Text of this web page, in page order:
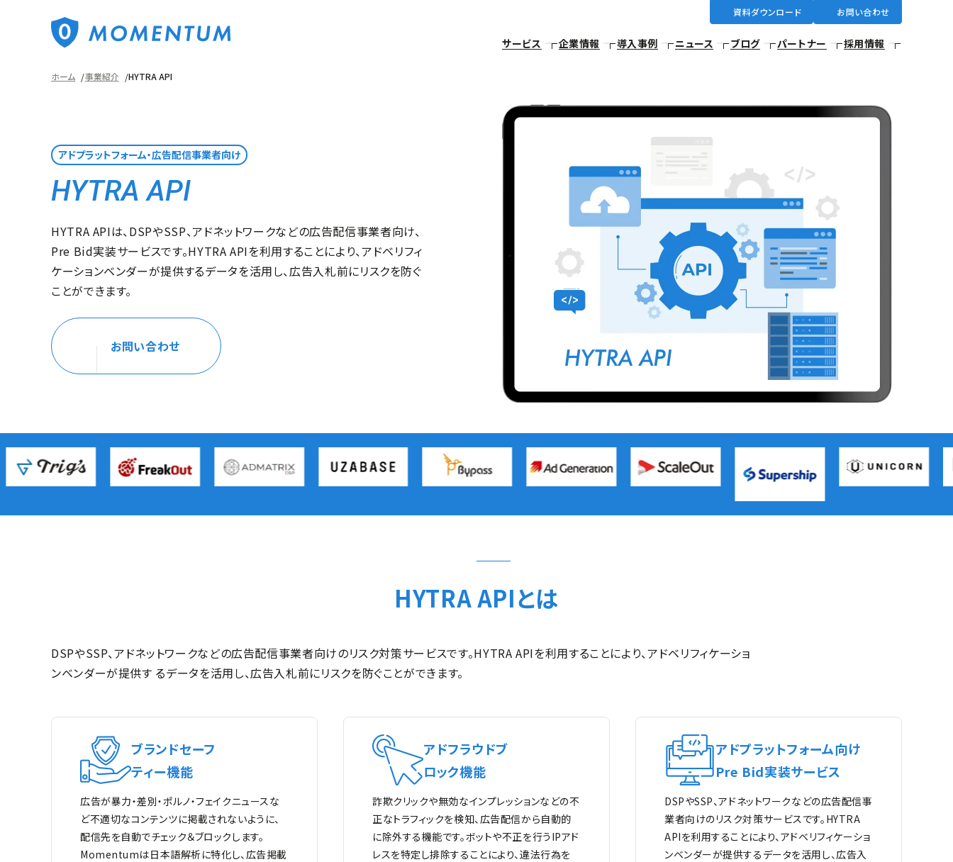
サービス 企業情報 導入事例 ニュース ブログ パートナー 採用情報
資料ダウンロード お問い合わせ
ホーム 事業紹介 HYTRA API
アドプラットフォーム・広告配信事業者向け
HYTRA API
HYTRA APIは、DSPやSSP、アドネットワークなどの広告配信事業者向け、
Pre Bid実装サービスです。HYTRA APIを利用することにより、アドベリフィ
ケーションベンダーが提供するデータを活用し、広告入札前にリスクを防ぐ
ことができます。
お問い合わせ
HYTRA APIとは
DSPやSSP、アドネットワークなどの広告配信事業者向けのリスク対策サービスです。HYTRA APIを利用することにより、アドベリフィケーショ
ンベンダーが提供す るデータを活用し、広告入札前にリスクを防ぐことができます。
ブランドセーフ
ティー機能
広告が暴力・差別・ポルノ・フェイクニュースな
ど不適切なコンテンツに掲載されないように、
配信先を自動でチェック＆ブロックします。
Momentumは日本語解析に特化し、広告掲載
アドフラウドブ
ロック機能
詐欺クリックや無効なインプレッションなどの不
正なトラフィックを検知、広告配信から自動的
に除外する機能です。ボットや不正を行うIPアド
レスを特定し排除することにより、違法行為を
アドプラットフォーム向け
Pre Bid実装サービス
DSPやSSP、アドネットワークなどの広告配信事
業者向けのリスク対策サービスです。HYTRA
APIを利用することにより、アドベリフィケーショ
ンベンダーが提供するデータを活用し、広告入